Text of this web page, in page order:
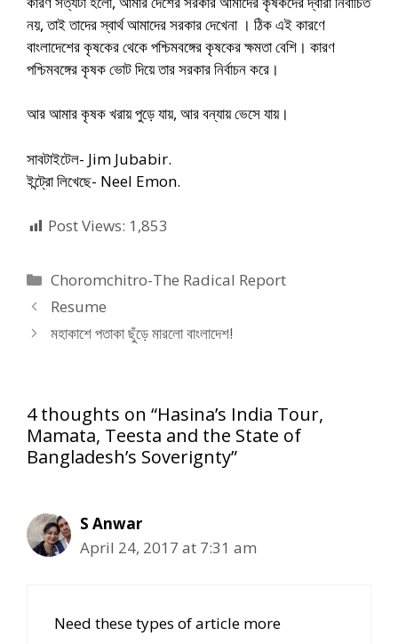
নয়, তাই তাদের স্বার্থ আমাদের সরকার দেখেনা । ঠিক এই কারণে
বাংলাদেশের কৃষকের থেকে পশ্চিমবঙ্গের কৃষকের ক্ষমতা বেশি। কারণ
পশ্চিমবঙ্গের কৃষক ভোট দিয়ে তার সরকার নির্বাচন করে।
আর আমার কৃষক খরায় পুড়ে যায়, আর বন্যায় ভেসে যায়।
সাবটাইটেল- Jim Jubabir.
ইন্ট্রো লিখেছে- Neel Emon.
Post Views: 1,853
Categories
Choromchitro-The Radical Report
Resume
মহাকাশে পতাকা ছুঁড়ে মারলো বাংলাদেশ!
4 thoughts on “Hasina’s India Tour,
Mamata, Teesta and the State of
Bangladesh’s Soverignty”
S Anwar
April 24, 2017 at 7:31 am
Need these types of article more